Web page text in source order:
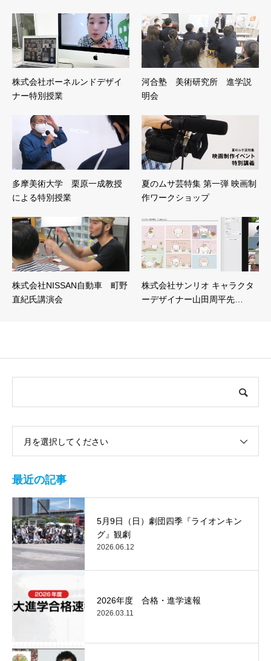
株式会社ボーネルンドデザイ
ナー特別授業
河合塾 美術研究所 進学説
明会
多摩美術大学 栗原一成教授
による特別授業
夏のムサ芸特集 第一弾 映画制
作ワークショップ
株式会社NISSAN自動車 町野
直紀氏講演会
株式会社サンリオ キャラクタ
ーデザイナー山田周平先…
月を選択してください
最近の記事
5月9日（日）劇団四季『ライオンキン
グ』観劇
2026.06.12
2026年度 合格・進学速報
2026.03.11